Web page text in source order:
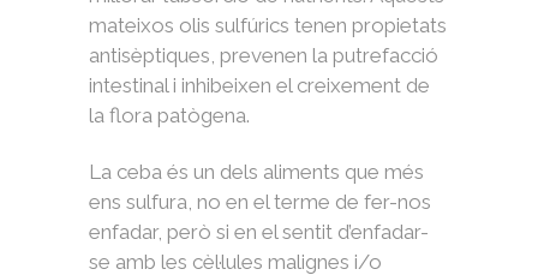
mateixos olis sulfúrics tenen propietats
antisèptiques, prevenen la putrefacció
intestinal i inhibeixen el creixement de
la flora patògena.
La ceba és un dels aliments que més
ens sulfura, no en el terme de fer-nos
enfadar, però si en el sentit d’enfadar-
se amb les cèl·lules malignes i/o